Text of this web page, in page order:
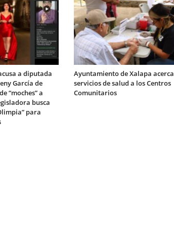
a diputada
García de
“moches” a
busca
para
Ayuntamiento de Xalapa acerca
servicios de salud a los Centros
Comunitarios